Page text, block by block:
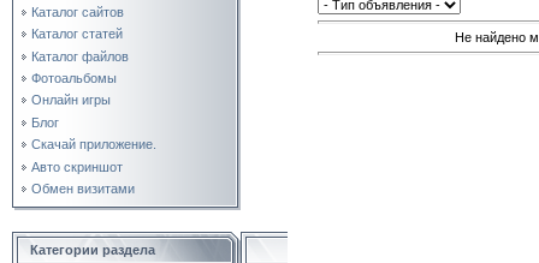
Каталог сайтов
Каталог статей
Каталог файлов
Фотоальбомы
Онлайн игры
Блог
Скачай приложение.
Авто скриншот
Обмен визитами
Категории раздела
Не найдено